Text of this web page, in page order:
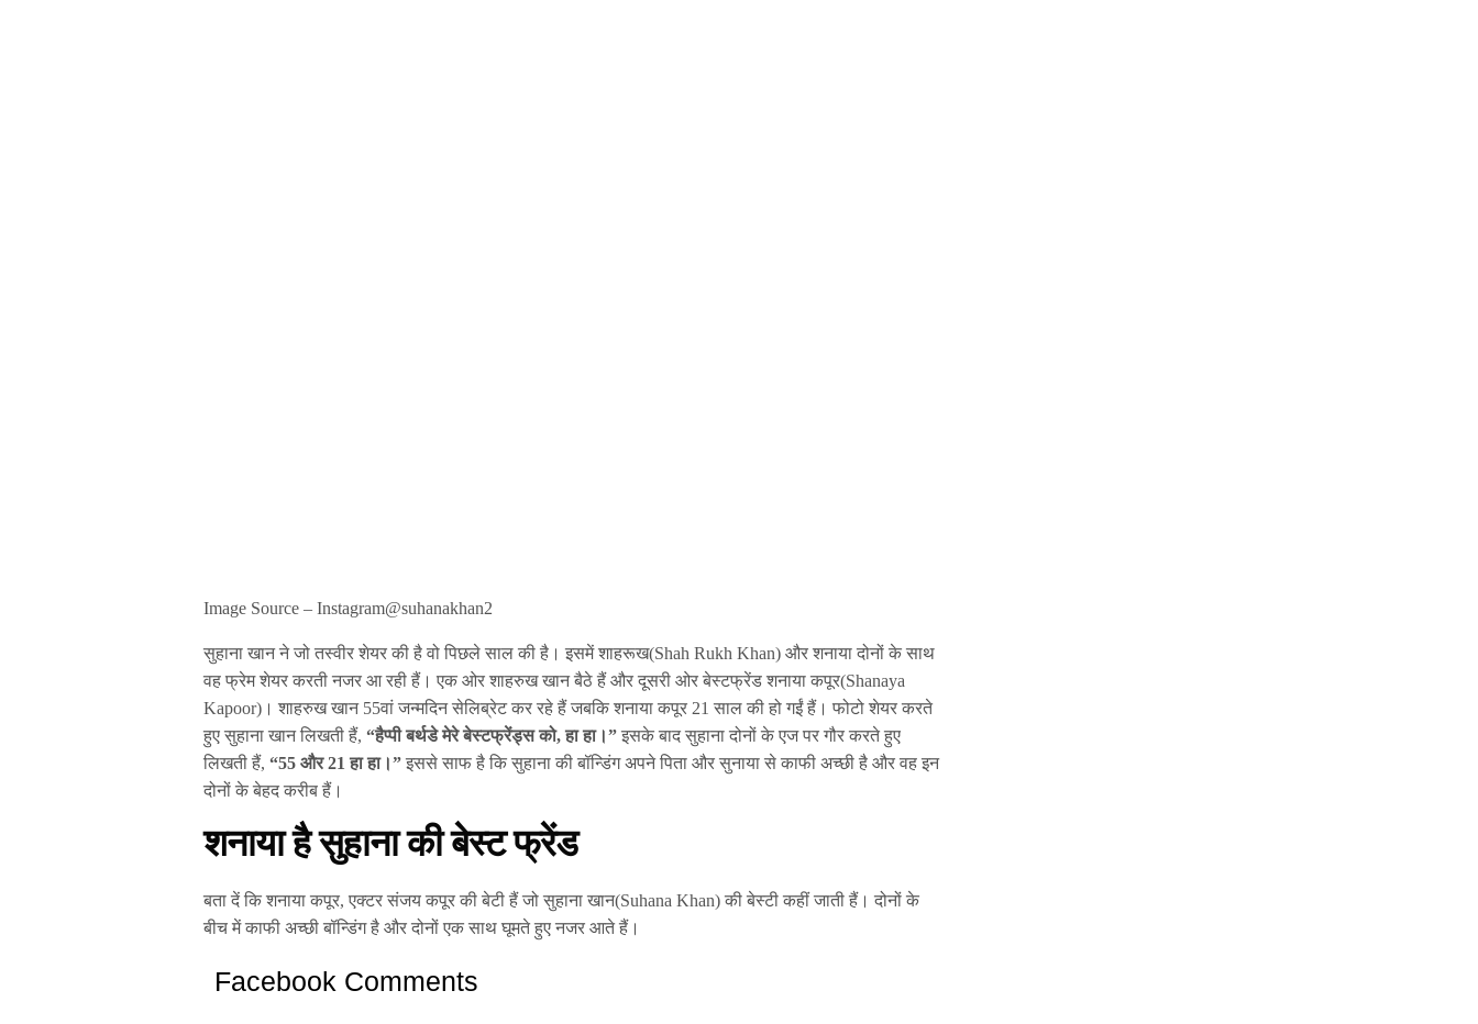
Image Source – Instagram@suhanakhan2
सुहाना खान ने जो तस्वीर शेयर की है वो पिछले साल की है। इसमें शाहरूख(Shah Rukh Khan) और शनाया दोनों के साथ
वह फ्रेम शेयर करती नजर आ रही हैं। एक ओर शाहरुख खान बैठे हैं और दूसरी ओर बेस्टफ्रेंड शनाया कपूर(Shanaya
Kapoor)। शाहरुख खान 55वां जन्मदिन सेलिब्रेट कर रहे हैं जबकि शनाया कपूर 21 साल की हो गईं हैं। फोटो शेयर करते
हुए सुहाना खान लिखती हैं,“हैप्पी बर्थडे मेरे बेस्टफ्रेंड्स को, हा हा।” इसके बाद सुहाना दोनों के एज पर गौर करते हुए
लिखती हैं,“55 और 21 हा हा।”इससे साफ है कि सुहाना की बॉन्डिंग अपने पिता और सुनाया से काफी अच्छी है और वह इन
दोनों के बेहद करीब हैं।
शनाया है सुहाना की बेस्ट फ्रेंड
बता दें कि शनाया कपूर, एक्टर संजय कपूर की बेटी हैं जो सुहाना खान(Suhana Khan) की बेस्टी कहीं जाती हैं। दोनों के
बीच में काफी अच्छी बॉन्डिंग है और दोनों एक साथ घूमते हुए नजर आते हैं।
Facebook Comments